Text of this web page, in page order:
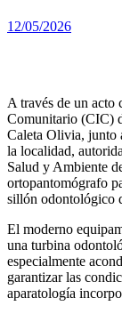
12/05/2026
A través de un acto
Comunitario (CIC)
Caleta Olivia, junto
la localidad,
Salud y Ambiente
ortopantomógrafo
sillón odontológico
El moderno
una turbina
especialmente
garantizar las
aparatología